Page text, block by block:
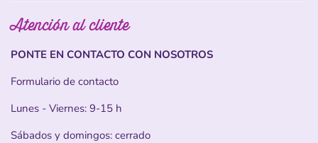
Atención al cliente
PONTE EN CONTACTO CON NOSOTROS
Formulario de contacto
Lunes - Viernes: 9-15 h
Sábados y domingos: cerrado